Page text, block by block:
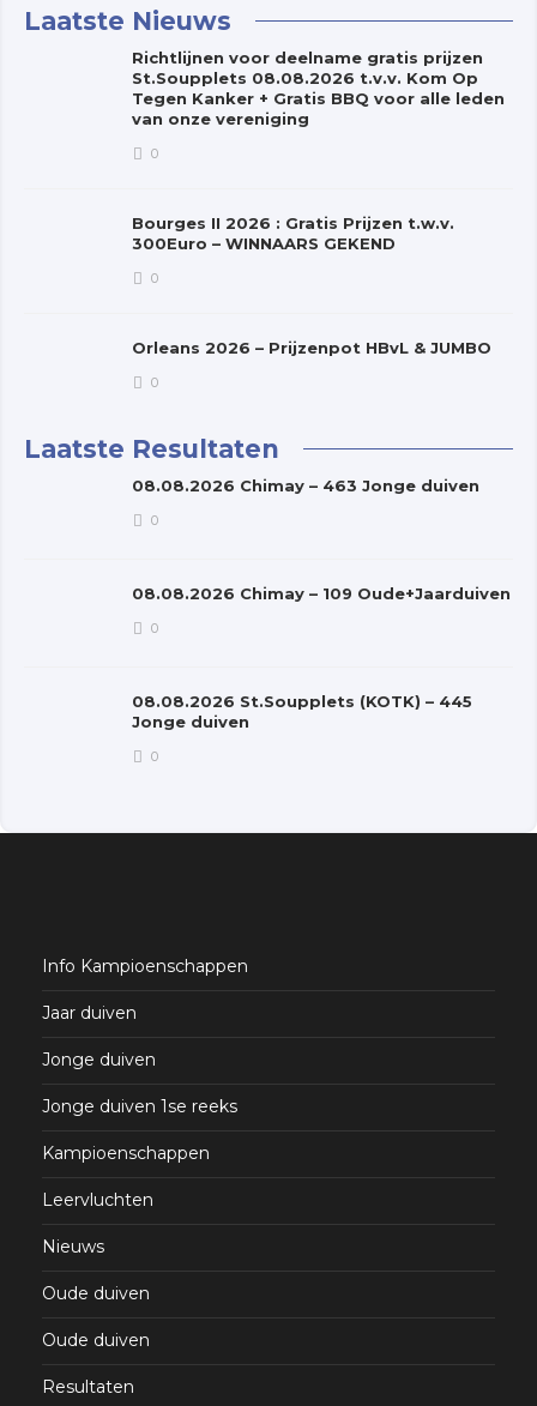
Laatste Nieuws
Richtlijnen voor deelname gratis prijzen
St.Soupplets 08.08.2026 t.v.v. Kom Op
Tegen Kanker + Gratis BBQ voor alle leden
van onze vereniging
0
Bourges II 2026 : Gratis Prijzen t.w.v.
300Euro – WINNAARS GEKEND
0
Orleans 2026 – Prijzenpot HBvL & JUMBO
0
Laatste Resultaten
08.08.2026 Chimay – 463 Jonge duiven
0
08.08.2026 Chimay – 109 Oude+Jaarduiven
0
08.08.2026 St.Soupplets (KOTK) – 445
Jonge duiven
0
Info Kampioenschappen
Jaar duiven
Jonge duiven
Jonge duiven 1se reeks
Kampioenschappen
Leervluchten
Nieuws
Oude duiven
Oude duiven
Resultaten